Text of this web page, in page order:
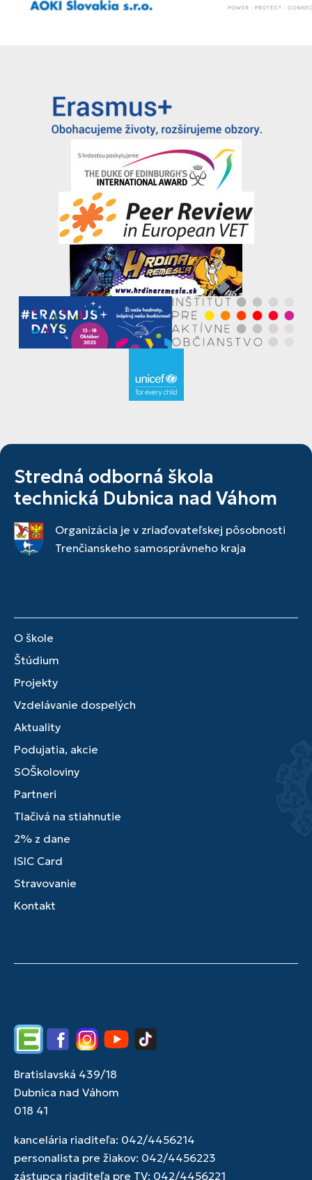
Stredná odborná škola
technická Dubnica nad Váhom
Organizácia je v zriaďovateľskej pôsobnosti
Trenčianskeho samosprávneho kraja
O škole
Štúdium
Projekty
Vzdelávanie dospelých
Aktuality
Podujatia, akcie
SOŠkoloviny
Partneri
Tlačivá na stiahnutie
2% z dane
ISIC Card
Stravovanie
Kontakt
EdupageFacebookInstagramYouTubeTikTok
Bratislavská 439/18
Dubnica nad Váhom
018 41
kancelária riaditeľa: 042/4456214
personalista pre žiakov: 042/4456223
zástupca riaditeľa pre TV: 042/4456221